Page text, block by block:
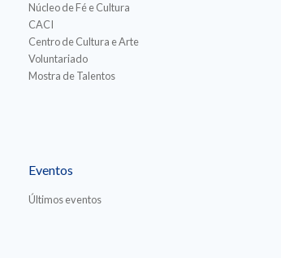
Núcleo de Fé e Cultura
CACI
Centro de Cultura e Arte
Voluntariado
Mostra de Talentos
Eventos
Últimos eventos